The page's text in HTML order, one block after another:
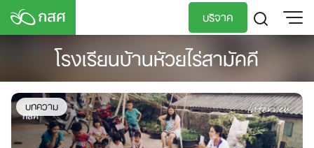
Skip
บริจาค
TH
EN
โรงเรียนบ้านห้วยไร่สามัคคี
บทความ